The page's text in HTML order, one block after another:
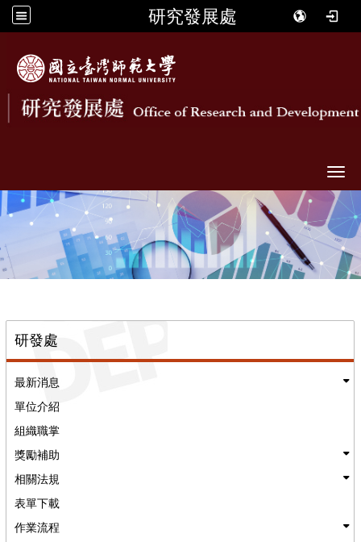
研究發展處
研發處
最新消息
單位介紹
組織職掌
獎勵補助
相關法規
表單下載
作業流程